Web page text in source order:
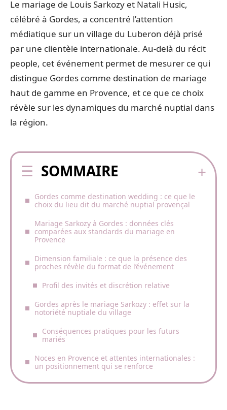
Le mariage de Louis Sarkozy et Natali Husic,
célébré à Gordes, a concentré l’attention
médiatique sur un village du Luberon déjà prisé
par une clientèle internationale. Au-delà du récit
people, cet événement permet de mesurer ce qui
distingue Gordes comme destination de mariage
haut de gamme en Provence, et ce que ce choix
révèle sur les dynamiques du marché nuptial dans
la région.
SOMMAIRE
Gordes comme destination wedding : ce que le
choix du lieu dit du marché nuptial provençal
Mariage Sarkozy à Gordes : données clés
comparées aux standards du mariage en
Provence
Dimension familiale : ce que la présence des
proches révèle du format de l’événement
Profil des invités et discrétion relative
Gordes après le mariage Sarkozy : effet sur la
notoriété nuptiale du village
Conséquences pratiques pour les futurs
mariés
Noces en Provence et attentes internationales :
un positionnement qui se renforce